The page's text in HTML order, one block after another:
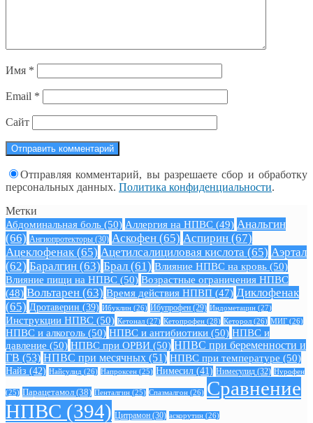
Имя *
Email *
Сайт
Отправляя комментарий, вы разрешаете сбор и обработку
персональных данных. Политика конфиденциальности.
Метки
Абдоминальная боль (50) Аллергия на НПВС (49) Анальгин
(66) Ангиопротекторы (30) Аскофен (65) Аспирин (67)
Ацеклофенак (65) Ацетилсалициловая кислота (65) Аэртал
(62) Баралгин (63) Брал (61) Влияние НПВС на кровь (50)
Влияние пищи на НПВС (50) Возрастные ограничения НПВС
(48) Вольтарен (63) Время действия НПВП (47) Диклофенак
(65) Дротаверин (39) Ибуклин (26) Ибупрофен (29) Индометацин (27)
Инструкции НПВС (50) Кетонал (27) Кетопрофен (28) Кеторол (26) МИГ (26)
НПВС и алкоголь (50) НПВС и антибиотики (50) НПВС и
давление (50) НПВС при ОРВИ (50) НПВС при беременности и
ГВ (53) НПВС при месячных (51) НПВС при температуре (50)
Найз (42) Найсулид (26) Напроксен (25) Нимесил (41) Нимесулид (32) Нурофен
(25) Парацетамол (38) Пенталгин (25) Спазмалгон (26) Сравнение
НПВС (394) Цитрамон (30) аскорутин (26)